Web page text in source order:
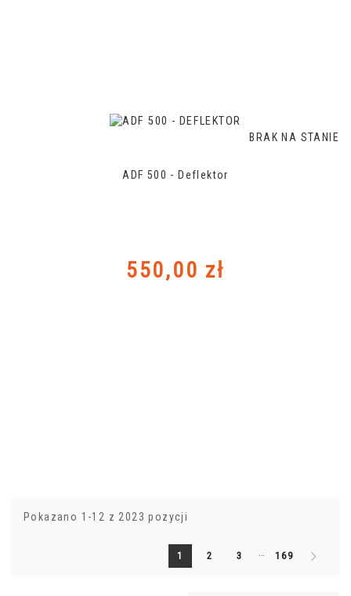
BRAK NA STANIE
ADF 500 - Deflektor
Cena
550,00 zł
Pokazano 1-12 z 2023 pozycji
1 2 3 … 169